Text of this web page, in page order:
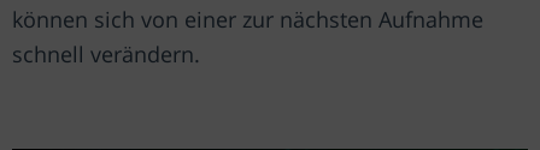
können sich von einer zur nächsten Aufnahme
schnell verändern.